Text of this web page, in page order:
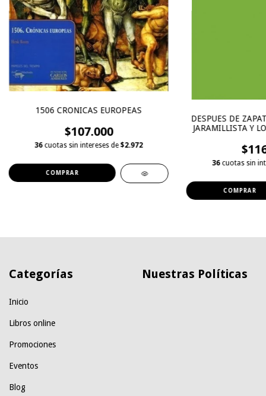
1506 CRONICAS EUROPEAS
$107.000
36 cuotas sin intereses de$2.972
DESPUES DE
JARAMILLISTA Y
36 cuotas sin
Categorías
Inicio
Libros online
Promociones
Eventos
Blog
Nuestras Políticas